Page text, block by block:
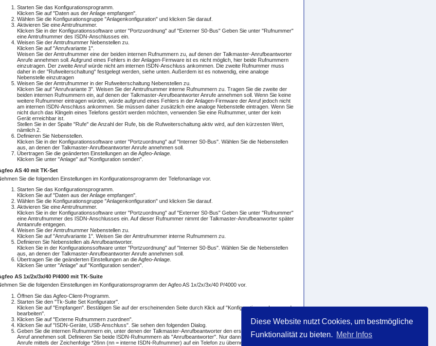
Diese Website nutzt Cookies, um bestmögliche
Funktionalität zu bieten. Mehr Infos
Starten Sie das Konfigurationsprogramm.
Klicken Sie auf "Daten aus der Anlage empfangen".
Wählen Sie die Konfigurationsgruppe "Anlagenkonfiguration" und klicken Sie darauf.
Aktivieren Sie eine Amtrufnummer.
Klicken Sie in der Konfigurationssoftware unter "Portzuordnung" auf "Externer S0-Bus" Geben Sie unter "Rufnummer"
eine Amtrufnummer des ISDN-Anschlusses ein.
Weisen Sie der Amtrufnummer Nebenstellen zu.
Klicken Sie auf "Anrufvariante 1".
Weisen Sie der Amtrufnummer eine der beiden internen Rufnummern zu, auf denen der Talkmaster-Anrufbeantworter
Anrufe annehmen soll. Aufgrund eines Fehlers in der Anlagen-Firmware ist es nicht möglich, hier beide Rufnummern
einzutragen. Der zweite Anruf würde nicht am internen ISDN-Anschluss ankommen. Die zweite Rufnummer muss
daher in der "Rufweiterschaltung" festgelegt werden, siehe unten. Außerdem ist es notwendig, eine analoge
Nebenstelle einzutragen
Weisen Sie der Amtrufnummer in der Rufweiterschaltung Nebenstellen zu.
Klicken Sie auf "Anrufvariante 3". Weisen Sie der Amtrufnummer interne Rufnummern zu. Tragen Sie die zweite der
beiden internen Rufnummern ein, auf denen der Talkmaster-Anrufbeantworter Anrufe annehmen soll. Wenn Sie keine
weitere Rufnummer eintragen würden, würde aufgrund eines Fehlers in der Anlagen-Firmware der Anruf jedoch nicht
am internen ISDN-Anschluss ankommen. Sie müssen daher zusätzlich eine analoge Nebenstelle eintragen. Wenn Sie
nicht durch das Klingeln eines Telefons gestört werden möchten, verwenden Sie eine Rufnummer, unter der kein
Gerät erreichbar ist.
Stellen Sie in der Spalte "Rufe" die Anzahl der Rufe, bis die Rufweiterschaltung aktiv wird, auf den kürzesten Wert,
nämlich 2.
Definieren Sie Nebenstellen.
Klicken Sie in der Konfigurationssoftware unter "Portzuordnung" auf "Interner S0-Bus". Wählen Sie die Nebenstellen
aus, an denen der Talkmaster-Anrufbeantworter Anrufe annehmen soll.
Übertragen Sie die geänderten Einstellungen an die Agfeo-Anlage.
Klicken Sie unter "Anlage" auf "Konfiguration senden".
AS 40 mit TK-Set
Sie die folgenden Einstellungen im Konfigurationsprogramm der Telefonanlage vor.
Starten Sie das Konfigurationsprogramm.
Klicken Sie auf "Daten aus der Anlage empfangen".
Wählen Sie die Konfigurationsgruppe "Anlagenkonfiguration" und klicken Sie darauf.
Aktivieren Sie eine Amtrufnummer.
Klicken Sie in der Konfigurationssoftware unter "Portzuordnung" auf "Externer S0-Bus" Geben Sie unter "Rufnummer"
eine Amtrufnummer des ISDN-Anschlusses ein. Auf dieser Rufnummer nimmt der Talkmaster-Anrufbeanworter später
Amtanrufe entgegen.
Weisen Sie der Amtrufnummer Nebenstellen zu.
Klicken Sie auf "Anrufvariante 1". Weisen Sie der Amtrufnummer interne Rufnummern zu.
Definieren Sie Nebenstellen als Anrufbeantworter.
Klicken Sie in der Konfigurationssoftware unter "Portzuordnung" auf "Interner S0-Bus". Wählen Sie die Nebenstellen
aus, an denen der Talkmaster-Anrufbeantworter Anrufe annehmen soll.
Übertragen Sie die geänderten Einstellungen an die Agfeo-Anlage.
Klicken Sie unter "Anlage" auf "Konfiguration senden".
AS 1x/2x/3x/40 P/4000 mit TK-Suite
Sie die folgenden Einstellungen im Konfigurationsprogramm der Agfeo AS 1x/2x/3x/40 P/4000 vor.
Öffnen Sie das Agfeo-Client-Programm.
Starten Sie den "Tk-Suite Set Konfigurator".
Klicken Sie auf "Empfangen". Bestätigen Sie auf der erscheinenden Seite durch Klick auf "Konfiguration auslesen und
bearbeiten".
Klicken Sie auf "Externe Rufnummern zuordnen".
Klicken Sie auf "ISDN-Geräte, USB-Anschluss". Sie sehen den folgenden Dialog.
Geben Sie die internen Rufnummern ein, unter denen der Talkmaster-Anrufbeantworter den ersten und den zweiten
Anruf annehmen soll. Definieren Sie beide ISDN-Rufnummern als "Anrufbeantworter". Nur dann ist es möglich, die
Anrufe mittels der Zeichenfolge *26nn (nn = interne ISDN-Rufnummer) auf ein Telefon zu übernehmen.